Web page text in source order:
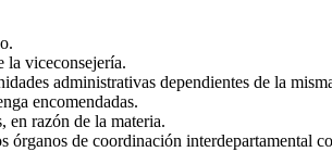
la viceconsejería.
administrativas dependientes de la
encomendadas.
en razón de la materia.
órganos de coordinación interdepartamental